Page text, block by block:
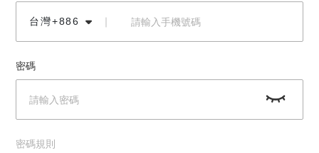
台灣+886
密碼
密碼規則